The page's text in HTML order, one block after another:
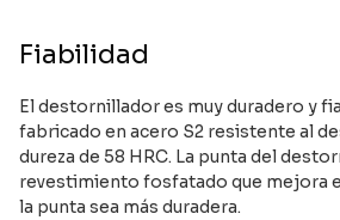
Fiabilidad
El destornillador es muy duradero y
fabricado en acero S2 resistente al
dureza de 58 HRC. La punta del
revestimiento fosfatado que mejora
la punta sea más duradera.